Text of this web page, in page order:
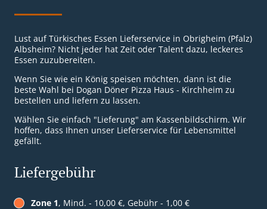
Lust auf Türkisches Essen Lieferservice in Obrigheim (Pfalz)
Albsheim? Nicht jeder hat Zeit oder Talent dazu, leckeres
Essen zuzubereiten.
Wenn Sie wie ein König speisen möchten, dann ist die
beste Wahl bei Dogan Döner Pizza Haus - Kirchheim zu
bestellen und liefern zu lassen.
Wählen Sie einfach "Lieferung" am Kassenbildschirm. Wir
hoffen, dass Ihnen unser Lieferservice für Lebensmittel
gefällt.
Liefergebühr
Zone 1, Mind. - 10,00 €, Gebühr - 1,00 €